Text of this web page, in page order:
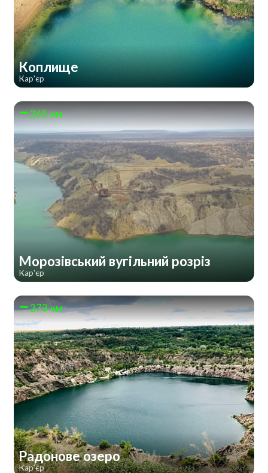
Коплище
Кар'єр
265 км
Морозівський вугільний розріз
Кар'єр
273 км
Радонове озеро
Кар'єр